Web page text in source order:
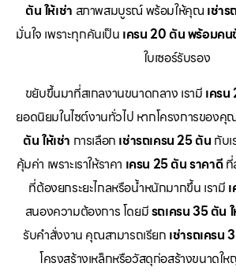
ตัน ให้เช่า สภาพสมบูรณ์ พร้อมให้คุณ เช่า
มั่นใจ เพราะทุกคันเป็น เครน 20 ตัน พร้อมคน
ใบเซอร์รับรอง
ขยับขึ้นมาที่สเกลงานขนาดกลาง เรามี เคร
ยอดนิยมในไซต์งานทั่วไป หากโครงการของ
ตัน ให้เช่า การเลือก เช่ารถเครน 25 ตัน กับ
คุ้มค่า เพราะเราให้ราคา เครน 25 ตัน ราคาดีที่
ที่ต้องยกระยะไกลหรือน้ำหนักมากขึ้น เรามี
สนองความต้องการ โดยมีรถเครน 35 ตัน ใ
รับคำสั่งงาน คุณสามารถเรียก เช่ารถเครน
โครงสร้างเหล็กหรือวัสดุก่อสร้างขนาดให